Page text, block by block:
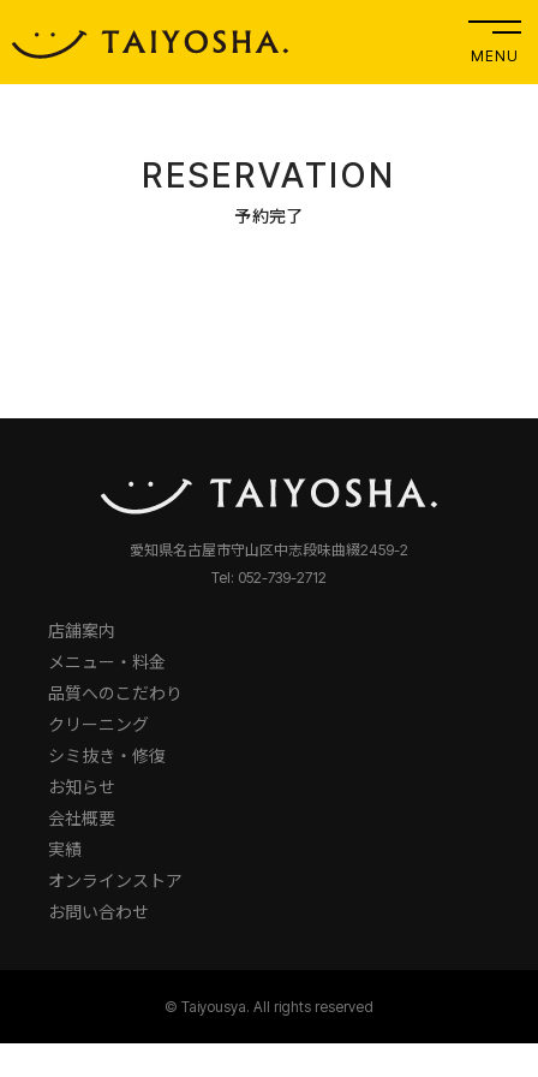
MENU
RESERVATION
予約完了
愛知県名古屋市守山区中志段味曲綴2459-2
Tel: 052-739-2712
店舗案内
メニュー・料金
品質へのこだわり
クリーニング
シミ抜き・修復
お知らせ
会社概要
実績
オンラインストア
お問い合わせ
© Taiyousya. All rights reserved